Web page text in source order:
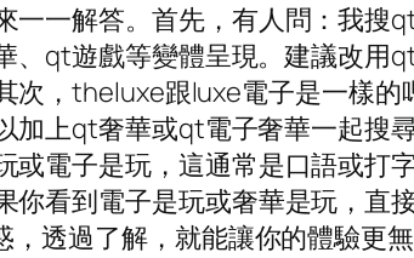
一解答。首先，有人問：我搜
、qt遊戲等變體呈現。建議改用
次，theluxe跟luxe電子是一樣
加上qt奢華或qt電子奢華一起搜
電子是玩，這通常是口語或打
看到電子是玩或奢華是玩，直
透過了解，就能讓你的體驗更無